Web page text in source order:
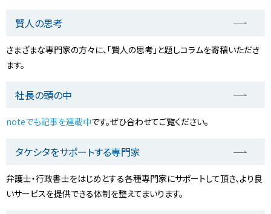
賢人の思考
さまざまな専門家の方々に、「賢人の思考」と題しコラムを寄稿いただき
ます。
社長の頭の中
noteでも記事を連載中です。ぜひ合わせてご覧ください。
タケシタをサポートする専門家
弁護士・行政書士をはじめとする各種専門家にサポートして頂き、より良
いサービスを提供できる体制を整えてまいります。